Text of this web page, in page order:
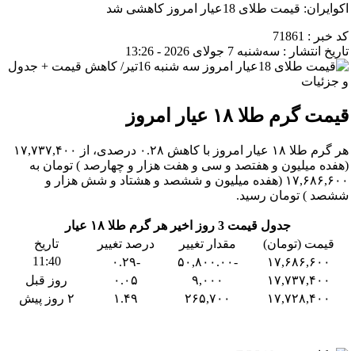
اکوایران: قیمت طلای 18عیار امروز کاهشی شد
کد خبر : 71861
تاریخ انتشار : سه‌شنبه 7 جولای 2026 - 13:26
قیمت گرم طلا ۱۸ عیار امروز
هر گرم طلا ۱۸ عیار امروز با کاهش ۰.۲۸ درصدی، از ۱۷,۷۳۷,۴۰۰
(هفده میلیون و هفتصد و سی و هفت هزار و چهارصد ) تومان به
۱۷,۶۸۶,۶۰۰ (هفده میلیون و ششصد و هشتاد و شش هزار و
ششصد ) تومان رسید.
جدول قیمت 3 روز اخیر هر گرم طلا ۱۸ عیار
قیمت (تومان)
مقدار تغییر درصد تغییر
تاریخ
۱۷,۶۸۶,۶۰۰
-۵۰,۸۰۰.۰۰ -۰.۲۹
11:40
۱۷,۷۳۷,۴۰۰
۹,۰۰۰ ۰.۰۵
روز قبل
۱۷,۷۲۸,۴۰۰
۲۶۵,۷۰۰ ۱.۴۹ ۲ روز پیش